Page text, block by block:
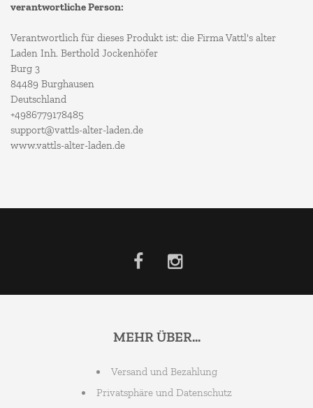
verantwortliche Person:
Verantwortlich für dieses Produkt ist: die Firma Vattl's alter
Laden Inh. Berthold Jockenhöfer
Burg 3
84489 Burghausen
Deutschland
+4986779178485
support@vattls-alter-laden.de
www.vattls-alter-laden.de
MEHR ÜBER...
Versand und Bezahlung
Privatsphäre und Datenschutz